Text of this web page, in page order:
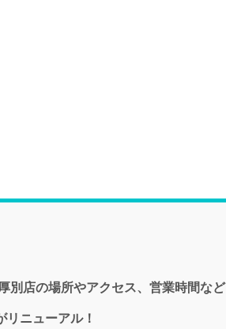
別店の場所やアクセス、営業時間など
リニューアル！